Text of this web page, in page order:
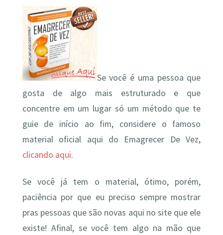
Se você é uma pessoa que
gosta de algo mais estruturado e que
concentre em um lugar só um método que te
guie de início ao fim, considere o famoso
material oficial aqui do Emagrecer De Vez,
clicando aqui.
Se você já tem o material, ótimo, porém,
paciência por que eu preciso sempre mostrar
pras pessoas que são novas aqui no site que ele
existe! Afinal, se você tem algo na mão que